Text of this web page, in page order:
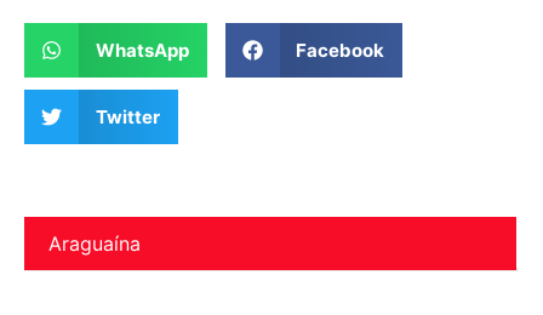
WhatsApp Facebook
Twitter
Araguaína